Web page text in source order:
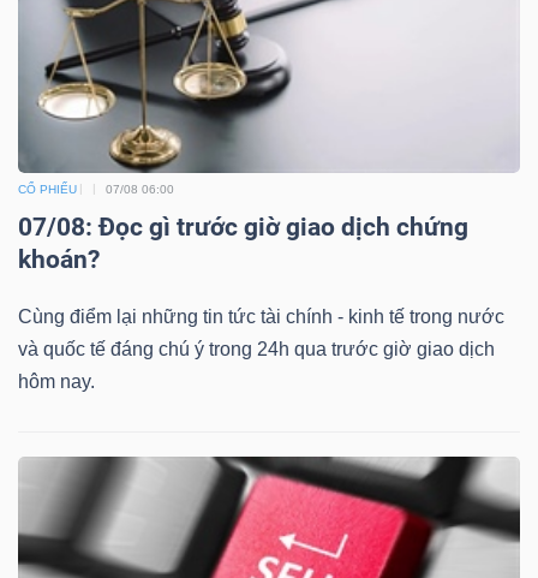
CỔ PHIẾU 07/08 06:00
07/08: Đọc gì trước giờ giao dịch chứng
khoán?
Cùng điểm lại những tin tức tài chính - kinh tế trong nước
và quốc tế đáng chú ý trong 24h qua trước giờ giao dịch
hôm nay.